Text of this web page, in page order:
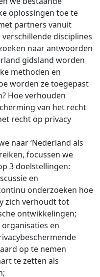
oplossingen toe te
partners vanuit
disciplines
naar antwoorden
gidsland worden
methoden en
worden ze toegepast
Hoe verhouden
van het recht
recht op privacy
naar ‘Nederland als
focussen we
3 doelstellingen:
en
onderzoeken hoe
zich verhoudt tot
ontwikkelingen;
en
op te nemen
te zetten als